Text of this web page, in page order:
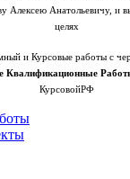
Алексею Анатольевичу, и
целях
и Курсовые работы с
Квалификационные
КурсовойРФ